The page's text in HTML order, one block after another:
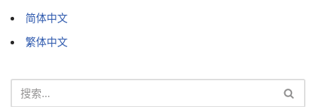
简体中文
繁体中文